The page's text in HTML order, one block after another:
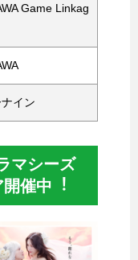
Game Linkag
イン
マシーズ
催中︕